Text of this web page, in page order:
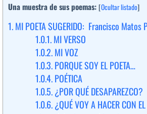
Una muestra de sus poemas: [Ocultar listado]
1.MI POETA SUGERIDO: Francisco Matos
1.0.1.MI VERSO
1.0.2.MI VOZ
1.0.3.PORQUE SOY EL POETA…
1.0.4.POÉTICA
1.0.5.¿POR QUÉ DESAPAREZCO?
1.0.6.¿QUÉ VOY A HACER CON